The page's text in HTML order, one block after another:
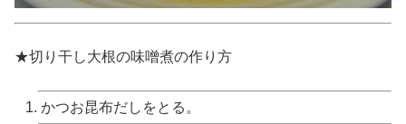
★切り干し大根の味噌煮の作り方
かつお昆布だしをとる。